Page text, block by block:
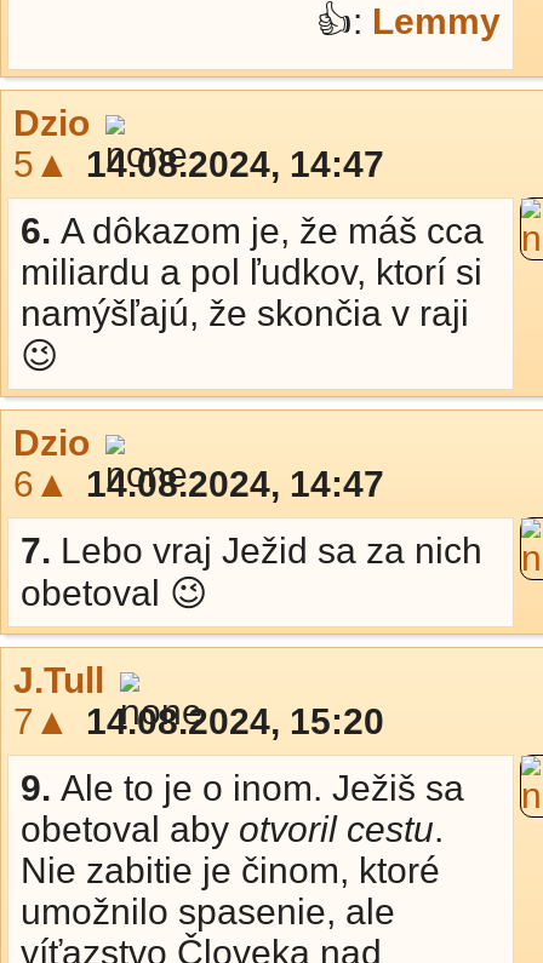
👍: Lemmy
Dzio
5▲
14.08.2024, 14:47
6. A dôkazom je, že máš cca
miliardu a pol ľudkov, ktorí si
namýšľajú, že skončia v raji
😉
Dzio
6▲
14.08.2024, 14:47
7. Lebo vraj Ježid sa za nich
obetoval 😉
J.Tull
7▲
14.08.2024, 15:20
9. Ale to je o inom. Ježiš sa
obetoval aby otvoril cestu.
Nie zabitie je činom, ktoré
umožnilo spasenie, ale
víťazstvo Človeka nad